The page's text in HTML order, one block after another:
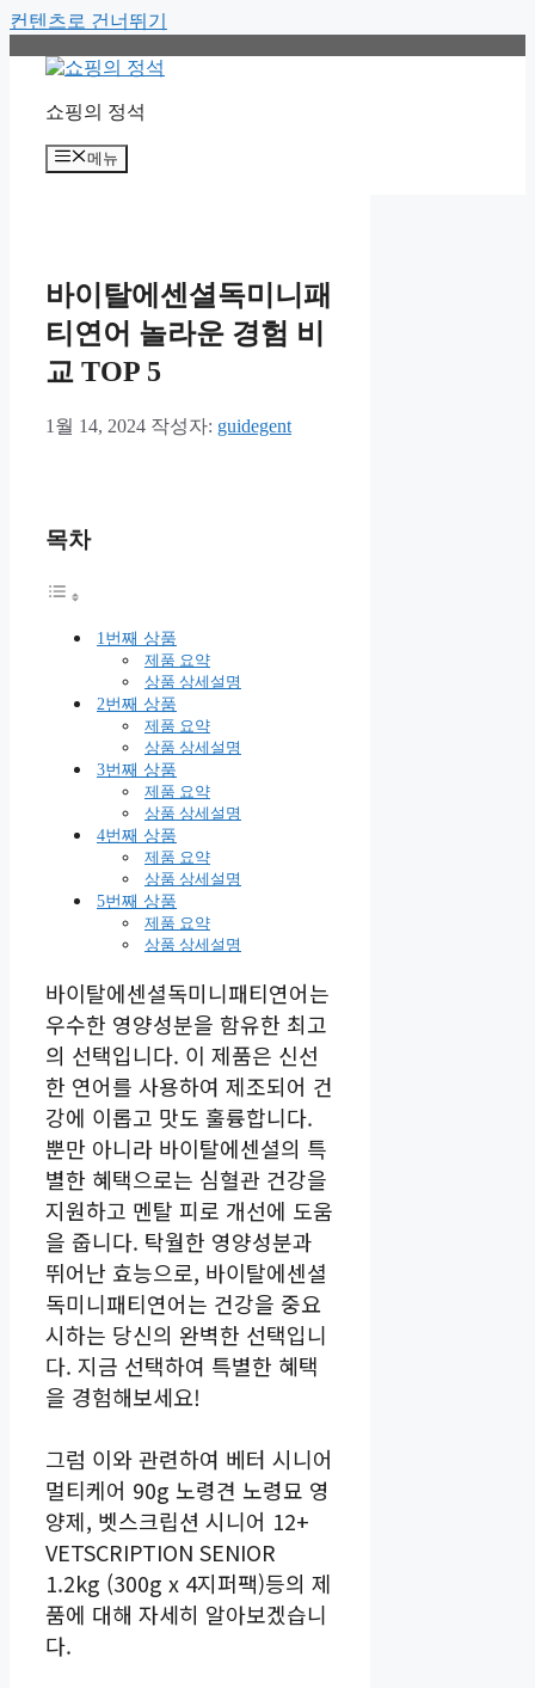
컨텐츠로 건너뛰기
쇼핑의 정석
메뉴
바이탈에센셜독미니패
티연어 놀라운 경험 비
교 TOP 5
1월 14, 2024 작성자: guidegent
목차
1번째 상품
제품 요약
상품 상세설명
2번째 상품
제품 요약
상품 상세설명
3번째 상품
제품 요약
상품 상세설명
4번째 상품
제품 요약
상품 상세설명
5번째 상품
제품 요약
상품 상세설명
바이탈에센셜독미니패티연어는
우수한 영양성분을 함유한 최고
의 선택입니다. 이 제품은 신선
한 연어를 사용하여 제조되어 건
강에 이롭고 맛도 훌륭합니다.
뿐만 아니라 바이탈에센셜의 특
별한 혜택으로는 심혈관 건강을
지원하고 멘탈 피로 개선에 도움
을 줍니다. 탁월한 영양성분과
뛰어난 효능으로, 바이탈에센셜
독미니패티연어는 건강을 중요
시하는 당신의 완벽한 선택입니
다. 지금 선택하여 특별한 혜택
을 경험해보세요!
그럼 이와 관련하여 베터 시니어
멀티케어 90g 노령견 노령묘 영
양제, 벳스크립션 시니어 12+
VETSCRIPTION SENIOR
1.2kg (300g x 4지퍼팩)등의 제
품에 대해 자세히 알아보겠습니
다.